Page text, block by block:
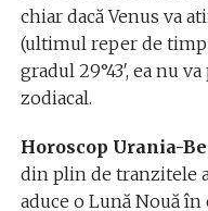
chiar dacă Venus va
(ultimul reper de
gradul 29°43′, ea nu
zodiacal.
Horoscop Urania-
din plin de tranzitele
aduce o Lună Nouă